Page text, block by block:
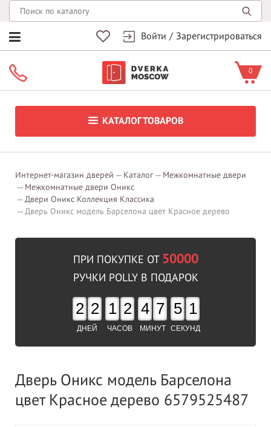
Войти / Зарегистрироваться
0
КАТАЛОГ ТОВАРОВ
Интернет-магазин дверей Каталог
Межкомнатные двери
Межкомнатные двери Оникс
Двери Оникс Коллекция Классика
Дверь Оникс модель Барселона цвет Красное дерево
ПРИ ПОКУПКЕ ОТ 50000
РУЧКИ POLLY В ПОДАРОК
2 2
ДНЕЙ
1 2
ЧАСОВ
4 7
МИНУТ
5 0
СЕКУНД
Дверь Оникс модель Барселона
цвет Красное дерево 6579525487